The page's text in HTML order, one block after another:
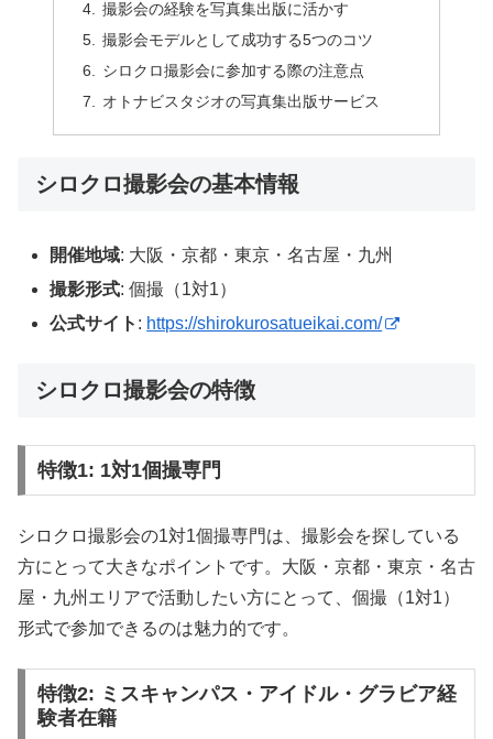
撮影会の経験を写真集出版に活かす
撮影会モデルとして成功する5つのコツ
シロクロ撮影会に参加する際の注意点
オトナビスタジオの写真集出版サービス
シロクロ撮影会の基本情報
開催地域: 大阪・京都・東京・名古屋・九州
撮影形式: 個撮（1対1）
公式サイト : https://shirokurosatueikai.com/
シロクロ撮影会の特徴
特徴1: 1対1個撮専門
シロクロ撮影会の1対1個撮専門は、撮影会を探している
方にとって大きなポイントです。大阪・京都・東京・名古
屋・九州エリアで活動したい方にとって、個撮（1対1）
形式で参加できるのは魅力的です。
特徴2: ミスキャンパス・アイドル・グラビア経
験者在籍